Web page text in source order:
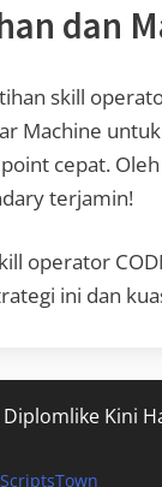
dan
skill
Machine
cepat.
terjamin!
operator
ini dan
Kini
ScriptsTown